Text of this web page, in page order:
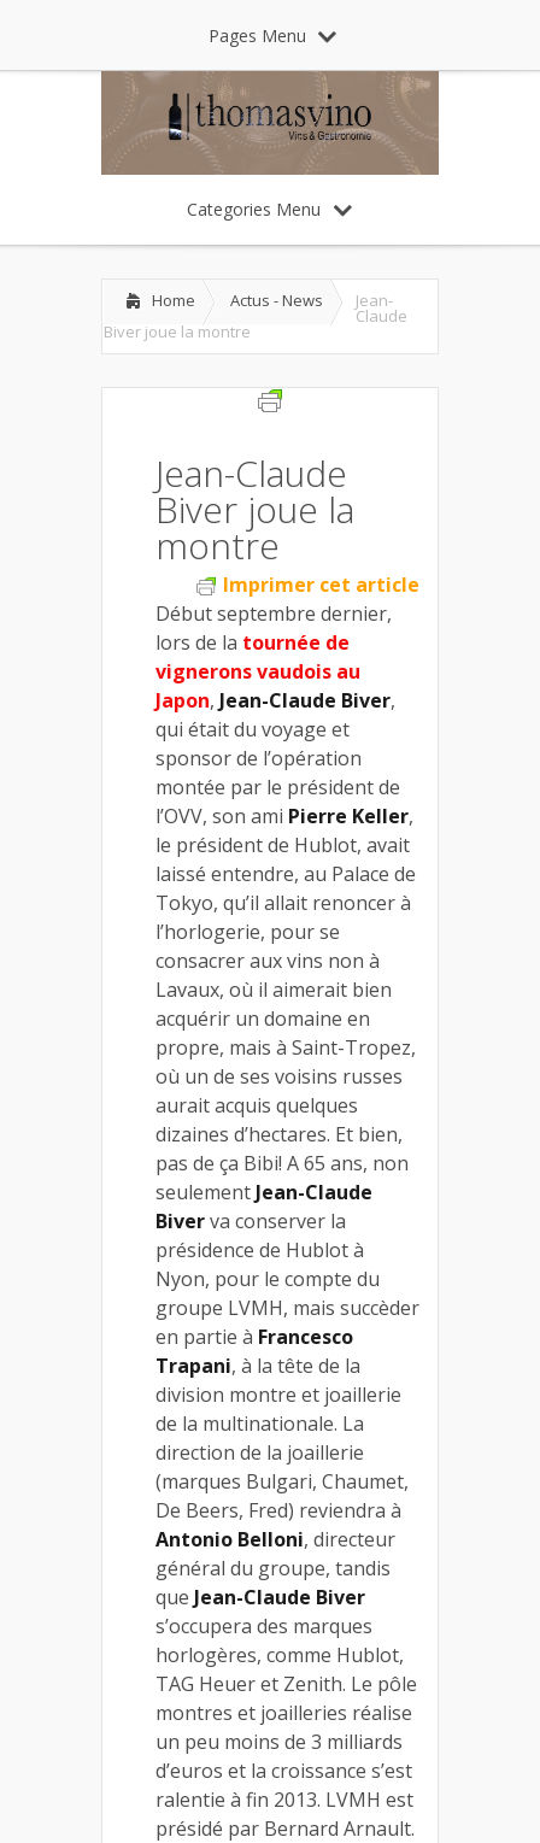
Pages Menu
Categories Menu
Home Actus - News Jean-
Claude
Biver joue la montre
Jean-Claude
Biver joue la
montre
Imprimer cet article
Début septembre dernier,
lors de la tournée de
vignerons vaudois au
Japon, Jean-Claude Biver,
qui était du voyage et
sponsor de l’opération
montée par le président de
l’OVV, son ami Pierre Keller,
le président de Hublot, avait
laissé entendre, au Palace de
Tokyo, qu’il allait renoncer à
l’horlogerie, pour se
consacrer aux vins non à
Lavaux, où il aimerait bien
acquérir un domaine en
propre, mais à Saint-Tropez,
où un de ses voisins russes
aurait acquis quelques
dizaines d’hectares. Et bien,
pas de ça Bibi! A 65 ans, non
seulement Jean-Claude
Biverva conserver la
présidence de Hublot à
Nyon, pour le compte du
groupe LVMH, mais succèder
en partie à Francesco
Trapani, à la tête de la
division montre et joaillerie
de la multinationale. La
direction de la joaillerie
(marques Bulgari, Chaumet,
De Beers, Fred) reviendra à
Antonio Belloni, directeur
général du groupe, tandis
que Jean-Claude Biver
s’occupera des marques
horlogères, comme Hublot,
TAG Heuer et Zenith. Le pôle
montres et joailleries réalise
un peu moins de 3 milliards
d’euros et la croissance s’est
ralentie à fin 2013. LVMH est
présidé par Bernard Arnault.